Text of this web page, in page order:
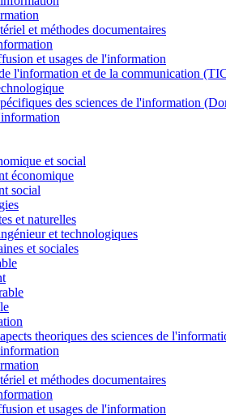
et méthodes documentaires
et usages de l'information
l'information et de la communication
des sciences de l'information
et social
économique
social
et naturelles
et technologiques
et sociales
theoriques des sciences de
et méthodes documentaires
et usages de l'information